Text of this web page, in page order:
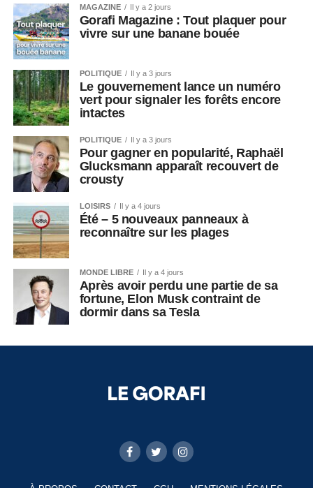
MAGAZINE Il y a 2 jours
Gorafi Magazine : Tout plaquer pour
vivre sur une banane bouée
POLITIQUE Il y a 3 jours
Le gouvernement lance un numéro
vert pour signaler les forêts encore
intactes
POLITIQUE Il y a 3 jours
Pour gagner en popularité, Raphaël
Glucksmann apparaît recouvert de
crousty
LOISIRS Il y a 4 jours
Été – 5 nouveaux panneaux à
reconnaître sur les plages
MONDE LIBRE Il y a 4 jours
Après avoir perdu une partie de sa
fortune, Elon Musk contraint de
dormir dans sa Tesla